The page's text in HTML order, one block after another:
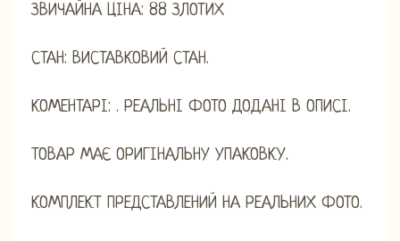
ЗВИЧАЙНА ЦІНА: 88 ЗЛОТИХ
СТАН: ВИСТАВКОВИЙ СТАН.
КОМЕНТАРІ: . РЕАЛЬНІ ФОТО ДОДАНІ В ОПИСІ.
ТОВАР МАЄ ОРИГІНАЛЬНУ УПАКОВКУ.
КОМПЛЕКТ ПРЕДСТАВЛЕНИЙ НА РЕАЛЬНИХ ФОТО.